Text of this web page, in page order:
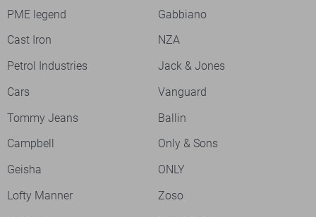
PME legend
Gabbiano
Cast Iron
NZA
Petrol Industries
Jack & Jones
Cars
Vanguard
Tommy Jeans
Ballin
Campbell
Only & Sons
Geisha
ONLY
Lofty Manner
Zoso